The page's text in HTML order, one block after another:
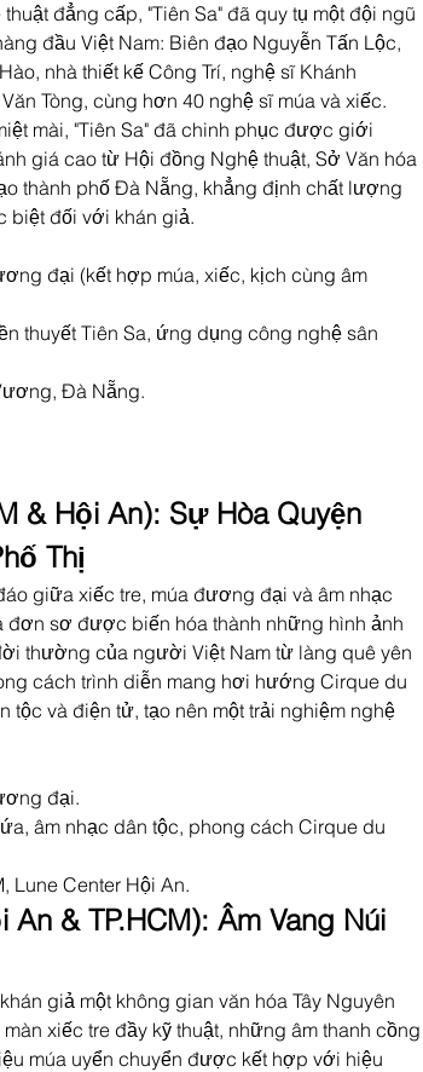
đẳng cấp, "Tiên Sa" đã quy tụ một đội ngũ
đầu Việt Nam: Biên đạo Nguyễn Tấn Lộc,
nhà thiết kế Công Trí, nghệ sĩ Khánh
Tòng, cùng hơn 40 nghệ sĩ múa và xiếc.
mài, "Tiên Sa" đã chinh phục được giới
giá cao từ Hội đồng Nghệ thuật, Sở Văn hóa
thành phố Đà Nẵng, khẳng định chất lượng
biệt đối với khán giả.
đại (kết hợp múa, xiếc, kịch cùng âm
thuyết Tiên Sa, ứng dụng công nghệ sân
Đà Nẵng.
& Hội An): Sự Hòa Quyện
Thị
giữa xiếc tre, múa đương đại và âm nhạc
đơn sơ được biến hóa thành những hình ảnh
thường của người Việt Nam từ làng quê yên
cách trình diễn mang hơi hướng Cirque du
tộc và điện tử, tạo nên một trải nghiệm nghệ
đại.
âm nhạc dân tộc, phong cách Cirque du
Lune Center Hội An.
An & TP.HCM): Âm Vang Núi
giả một không gian văn hóa Tây Nguyên
xiếc tre đầy kỹ thuật, những âm thanh cồng
múa uyển chuyển được kết hợp với hiệu